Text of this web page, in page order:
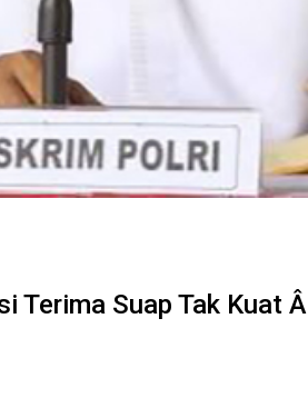
Terima Suap Tak Kuat Â